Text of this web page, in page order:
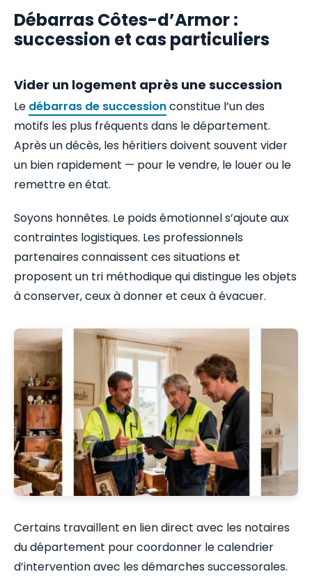
Débarras Côtes-d’Armor :
succession et cas particuliers
Vider un logement après une succession
Le débarras de successionconstitue l’un des
motifs les plus fréquents dans le département.
Après un décès, les héritiers doivent souvent vider
un bien rapidement — pour le vendre, le louer ou le
remettre en état.
Soyons honnêtes. Le poids émotionnel s’ajoute aux
contraintes logistiques. Les professionnels
partenaires connaissent ces situations et
proposent un tri méthodique qui distingue les objets
à conserver, ceux à donner et ceux à évacuer.
Certains travaillent en lien direct avec les notaires
du département pour coordonner le calendrier
d’intervention avec les démarches successorales.